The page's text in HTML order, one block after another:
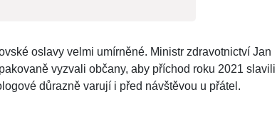
oslavy velmi umírněné. Ministr zdravotnictví Jan
vyzvali občany, aby příchod roku 2021 slavili
důrazně varují i před návštěvou u přátel.